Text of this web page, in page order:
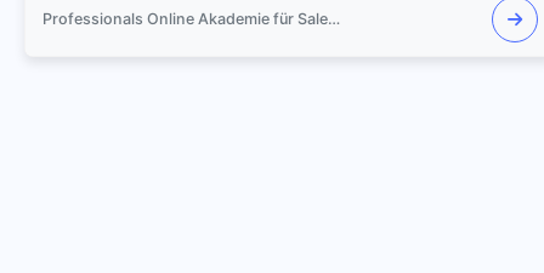
Professionals Online Akademie für Sales und Marketing